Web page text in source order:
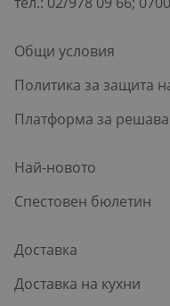
Общи условия
Политика за защита
Платформа за
Най-новото
Спестовен бюлетин
Доставка
Доставка на кухни